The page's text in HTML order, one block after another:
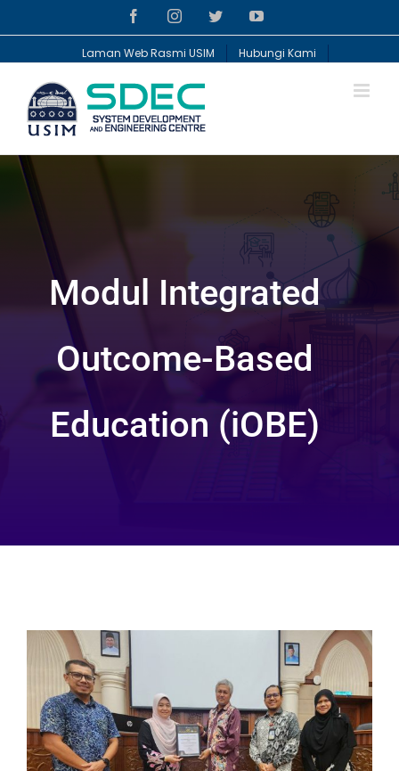
FacebookInstagramTwitterYouTube
Laman Web Rasmi USIM Hubungi Kami
Modul Integrated
Outcome-Based
Education (iOBE)